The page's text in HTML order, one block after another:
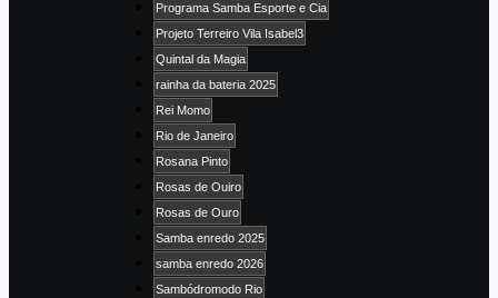
Programa Samba Esporte e Cia
Projeto Terreiro Vila Isabel3
Quintal da Magia
rainha da bateria 2025
Rei Momo
Rio de Janeiro
Rosana Pinto
Rosas de Ouiro
Rosas de Ouro
Samba enredo 2025
samba enredo 2026
Sambódromodo Rio